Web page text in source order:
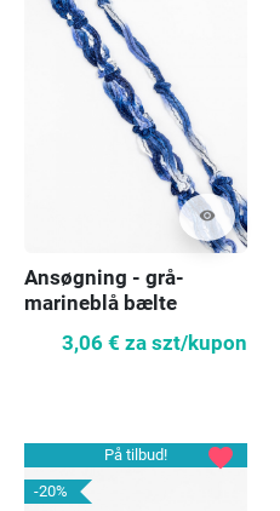
visibility
Ansøgning - grå-
marineblå bælte
3,06 € za szt/kupon
På tilbud!
-20%
favorite